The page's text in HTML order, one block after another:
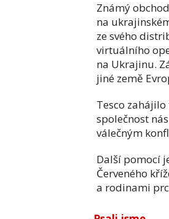
Známý
na
ze svého
virtuálního
na Ukrajinu.
jiné země
Tesco
společnost
válečným
Další pomocí
Červeného
a rodinami